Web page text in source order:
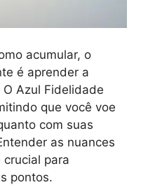
acumular, o
é aprender a
Azul Fidelidade
que você voe
com suas
as nuances
para
pontos.